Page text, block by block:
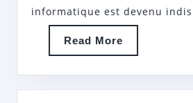
informatique est devenu
Read More
More